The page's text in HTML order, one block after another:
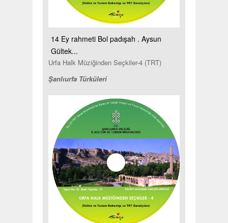
14 Ey rahmeti Bol padışah . Aysun
Gültek...
Urfa Halk Müziğinden Seçkiler-4 (TRT)
Şanlıurfa Türküleri